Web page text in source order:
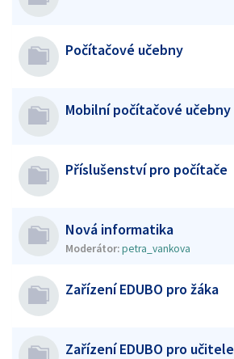
Počítačové učebny
Mobilní počítačové učebny
Příslušenství pro počítače
Nová informatika
Moderátor:petra_vankova
Zařízení EDUBO pro žáka
Zařízení EDUBO pro učitele